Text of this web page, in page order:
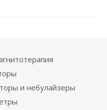
и небулайзеры